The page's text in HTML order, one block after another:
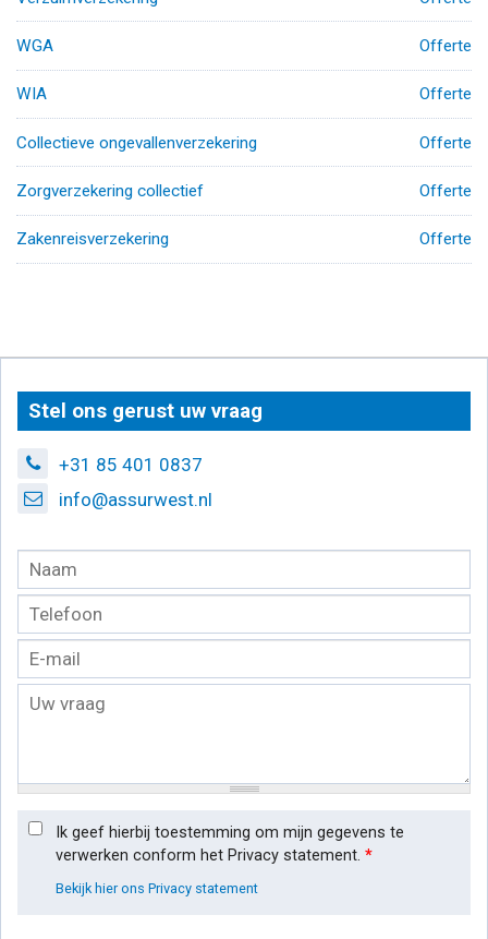
WGA Offerte
WIA Offerte
Collectieve ongevallenverzekering Offerte
Zorgverzekering collectief Offerte
Zakenreisverzekering Offerte
Stel ons gerust uw vraag
+31 85 401 0837
info@assurwest.nl
Ik geef hierbij toestemming om mijn gegevens te
verwerken conform het Privacy statement. *
Bekijk hier ons Privacy statement